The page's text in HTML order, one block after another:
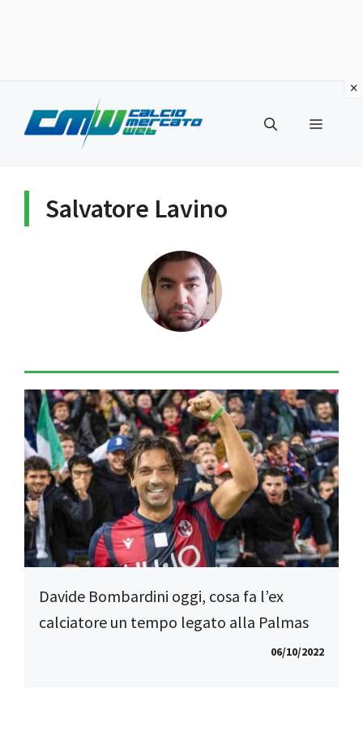
contenuto
Menu
Salvatore Lavino
Davide Bombardini oggi, cosa fa l’ex
calciatore un tempo legato alla Palmas
06/10/2022